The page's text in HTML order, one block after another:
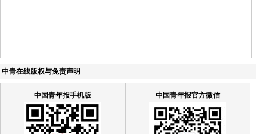
中青在线版权与免责声明
中国青年报手机版 中国青年报官方微信